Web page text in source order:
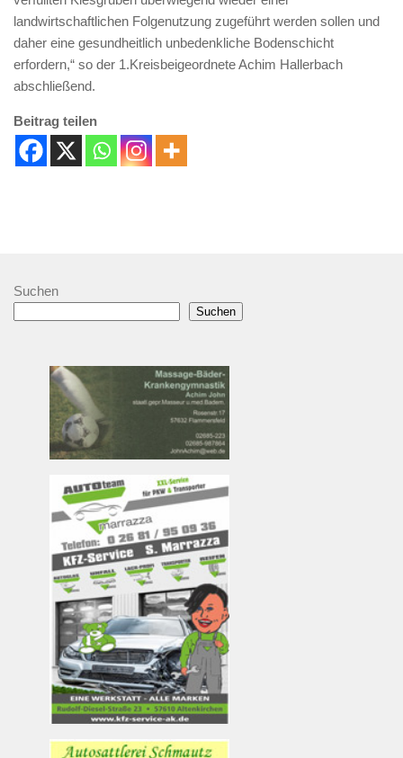
landwirtschaftlichen Folgenutzung zugeführt werden sollen und
daher eine gesundheitlich unbedenkliche Bodenschicht
erfordern,“ so der 1.Kreisbeigeordnete Achim Hallerbach
abschließend.
Beitrag teilen
Suchen
Suchen